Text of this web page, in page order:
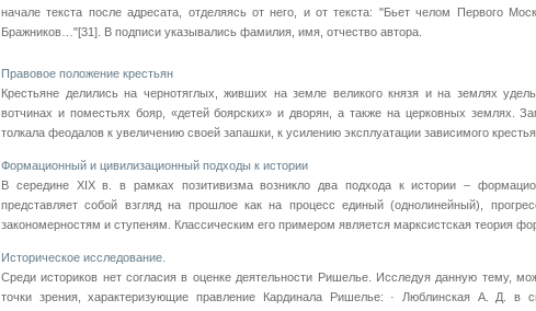
начале текста после адресата, отделяясь от него, и от текста: "Бьет челом Первого
Бражников…"[31]. В подписи указывались фамилия, имя, отчество автора.
Правовое положение крестьян
Крестьяне делились на чернотяглых, живших на земле великого князя и на землях
вотчинах и поместьях бояр, «детей боярских» и дворян, а также на церковных землях.
толкала феодалов к увеличению своей запашки, к усилению эксплуатации зависимого
Формационный и цивилизационный подходы к истории
В середине XIX в. в рамках позитивизма возникло два подхода к истории –
представляет собой взгляд на прошлое как на процесс единый (однолинейный),
закономерностям и ступеням. Классическим его примером является марксистская теория
Историческое исследование.
Среди историков нет согласия в оценке деятельности Ришелье. Исследуя данную тему,
точки зрения, характеризующие правление Кардинала Ришелье: · Люблинская А. Д. в